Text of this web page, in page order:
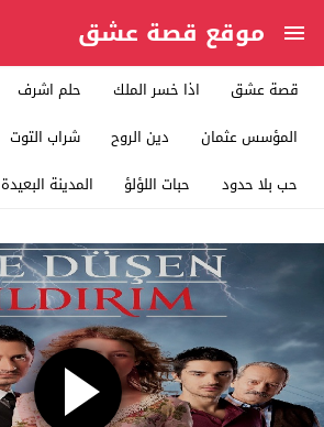
موقع قصة عشق
قصة عشق اذا خسر الملك حلم اشرف
المؤسس عثمان
دين الروح شراب التوت
حب بلا حدود
حبات اللؤلؤ المدينة البعيدة